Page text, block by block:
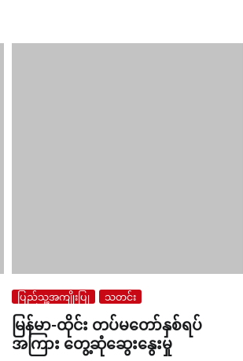
ပြည်သူ့အကျိုးပြု သတင်း
မြန်မာ-ထိုင်း တပ်မတော်နှစ်ရပ်
အကြား တွေ့ဆုံဆွေးနွေးမှု